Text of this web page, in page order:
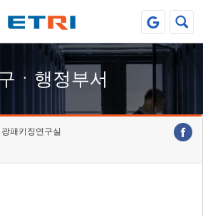
ㆍ행정부서
광패키징연구실